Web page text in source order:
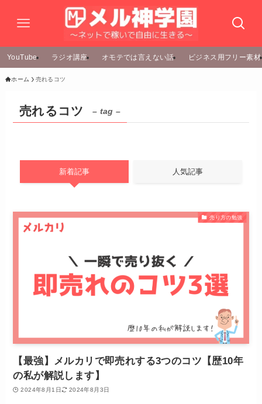
YouTube ラジオ講座 オモテでは言えない話 ビジネス用フリー素材
ホーム 売れるコツ
売れるコツ – tag –
新着記事 人気記事
売り方の勉強
【最強】メルカリで即売れする3つのコツ【歴10年
の私が解説します】
2024年8月1日 2024年8月3日